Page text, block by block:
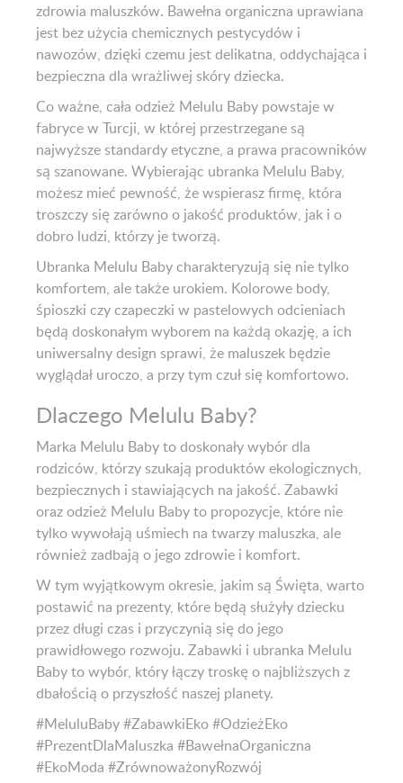
zdrowia maluszków. Bawełna organiczna uprawiana
jest bez użycia chemicznych pestycydów i
nawozów, dzięki czemu jest delikatna, oddychająca i
bezpieczna dla wrażliwej skóry dziecka.
Co ważne, cała odzież Melulu Baby powstaje w
fabryce w Turcji, w której przestrzegane są
najwyższe standardy etyczne, a prawa pracowników
są szanowane. Wybierając ubranka Melulu Baby,
możesz mieć pewność, że wspierasz firmę, która
troszczy się zarówno o jakość produktów, jak i o
dobro ludzi, którzy je tworzą.
Ubranka Melulu Baby charakteryzują się nie tylko
komfortem, ale także urokiem. Kolorowe body,
śpioszki czy czapeczki w pastelowych odcieniach
będą doskonałym wyborem na każdą okazję, a ich
uniwersalny design sprawi, że maluszek będzie
wyglądał uroczo, a przy tym czuł się komfortowo.
Dlaczego Melulu Baby?
Marka Melulu Baby to doskonały wybór dla
rodziców, którzy szukają produktów ekologicznych,
bezpiecznych i stawiających na jakość. Zabawki
oraz odzież Melulu Baby to propozycje, które nie
tylko wywołają uśmiech na twarzy maluszka, ale
również zadbają o jego zdrowie i komfort.
W tym wyjątkowym okresie, jakim są Święta, warto
postawić na prezenty, które będą służyły dziecku
przez długi czas i przyczynią się do jego
prawidłowego rozwoju. Zabawki i ubranka Melulu
Baby to wybór, który łączy troskę o najbliższych z
dbałością o przyszłość naszej planety.
#MeluluBaby #ZabawkiEko #OdzieżEko
#PrezentDlaMaluszka #BawełnaOrganiczna
#EkoModa #ZrównoważonyRozwój